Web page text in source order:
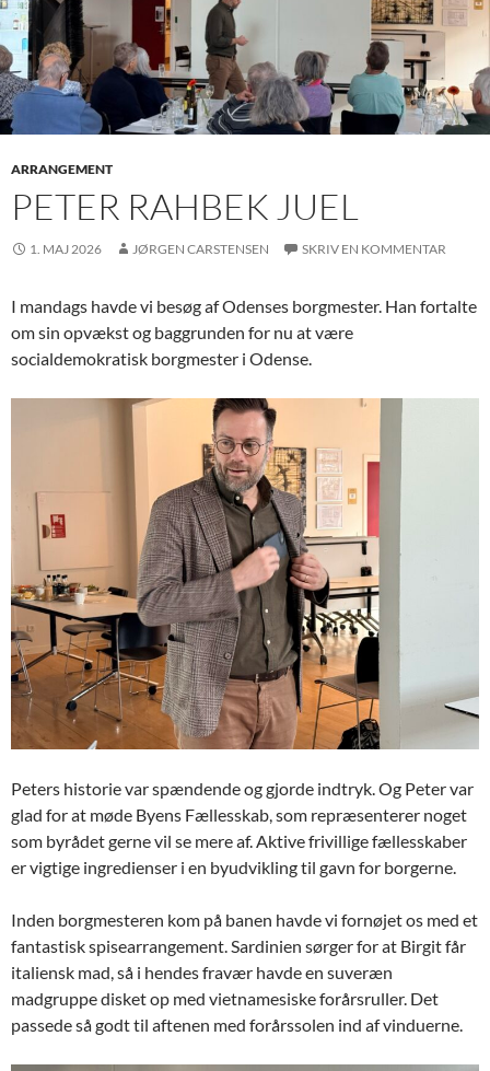
ARRANGEMENT
PETER RAHBEK JUEL
1. MAJ 2026 JØRGEN CARSTENSEN SKRIV EN KOMMENTAR
I mandags havde vi besøg af Odenses borgmester. Han fortalte
om sin opvækst og baggrunden for nu at være
socialdemokratisk borgmester i Odense.
Peters historie var spændende og gjorde indtryk. Og Peter var
glad for at møde Byens Fællesskab, som repræsenterer noget
som byrådet gerne vil se mere af. Aktive frivillige fællesskaber
er vigtige ingredienser i en byudvikling til gavn for borgerne.
Inden borgmesteren kom på banen havde vi fornøjet os med et
fantastisk spisearrangement. Sardinien sørger for at Birgit får
italiensk mad, så i hendes fravær havde en suveræn
madgruppe disket op med vietnamesiske forårsruller. Det
passede så godt til aftenen med forårssolen ind af vinduerne.